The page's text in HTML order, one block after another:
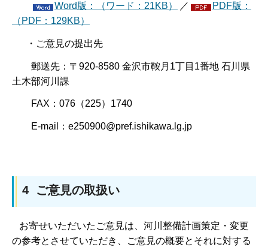
Word版：（ワード：21KB） ／
PDF版：
（PDF：129KB）
・ご意見の提出先
郵送先：〒920-8580 金沢市鞍月1丁目1番地 石川県
土木部河川課
FAX：076（225）1740
E-mail：e250900@pref.ishikawa.lg.jp
4 ご意見の取扱い
お寄せいただいたご意見は、河川整備計画策定・変更
の参考とさせていただき、ご意見の概要とそれに対する